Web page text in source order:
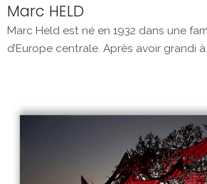
Marc HELD
Marc Held est né en 1932 dans une
d’Europe centrale. Après avoir grandi